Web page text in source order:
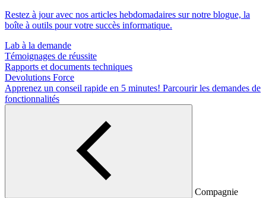
Restez à jour avec nos articles hebdomadaires sur notre blogue, la
boîte à outils pour votre succès informatique.
Lab à la demande
Témoignages de réussite
Rapports et documents techniques
Devolutions Force
Apprenez un conseil rapide en 5 minutes! Parcourir les demandes de
fonctionnalités
Compagnie